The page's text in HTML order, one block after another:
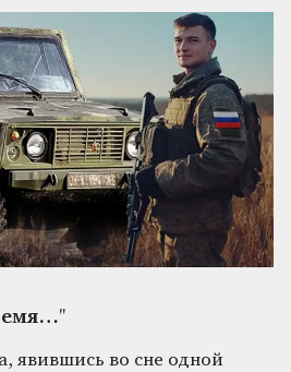
"
явившись во сне одной